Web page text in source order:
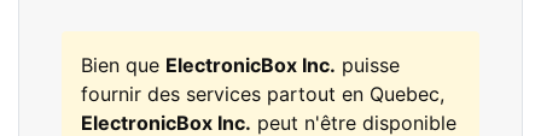
Bien que ElectronicBox Inc. puisse
fournir des services partout en Quebec,
ElectronicBox Inc. peut n'être disponible